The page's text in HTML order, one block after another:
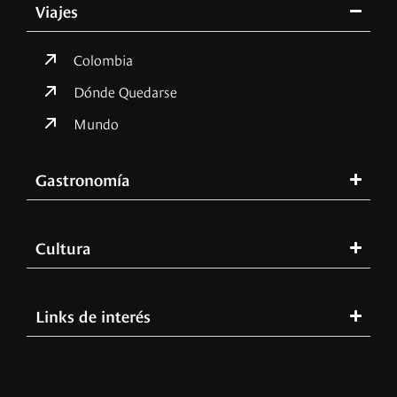
Viajes
Colombia
Dónde Quedarse
Mundo
Gastronomía
Cultura
Links de interés